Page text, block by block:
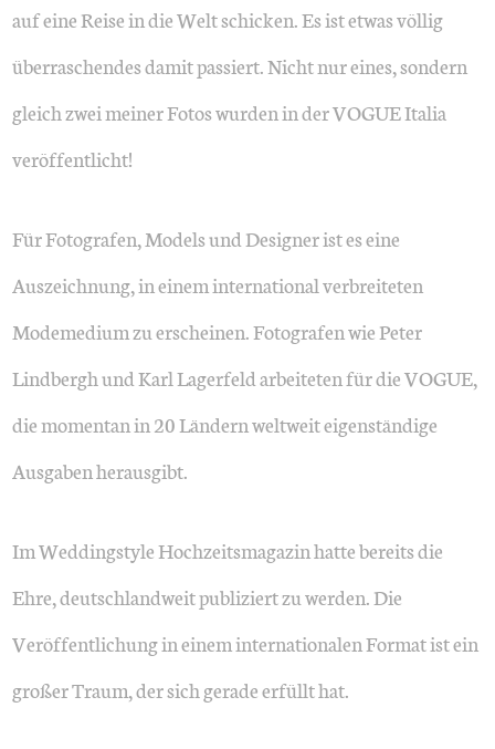
auf eine Reise in die Welt schicken. Es ist etwas völlig
überraschendes damit passiert. Nicht nur eines, sondern
gleich zwei meiner Fotos wurden in der VOGUE Italia
veröffentlicht!
Für Fotografen, Models und Designer ist es eine
Auszeichnung, in einem international verbreiteten
Modemedium zu erscheinen. Fotografen wie Peter
Lindbergh und Karl Lagerfeld arbeiteten für die VOGUE,
die momentan in 20 Ländern weltweit eigenständige
Ausgaben herausgibt.
Im Weddingstyle Hochzeitsmagazin hatte bereits die
Ehre, deutschlandweit publiziert zu werden. Die
Veröffentlichung in einem internationalen Format ist ein
großer Traum, der sich gerade erfüllt hat.